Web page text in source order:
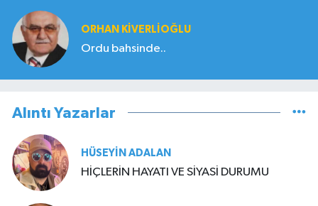
ORHAN KIVERLIOĞLU
Ordu bahsinde..
Alıntı Yazarlar
HÜSEYIN ADALAN
HİÇLERİN HAYATI VE SİYASİ DURUMU